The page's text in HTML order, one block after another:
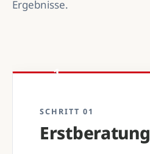
Ergebnisse.
1
SCHRITT 01
Erstberatung